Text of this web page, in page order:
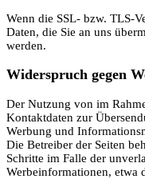
Wenn die SSL- bzw. TLS-
Daten, die Sie an uns
werden.
Widerspruch gegen
Der Nutzung von im
Kontaktdaten zur
Werbung und
Die Betreiber der Seiten
Schritte im Falle der
Werbeinformationen, etwa